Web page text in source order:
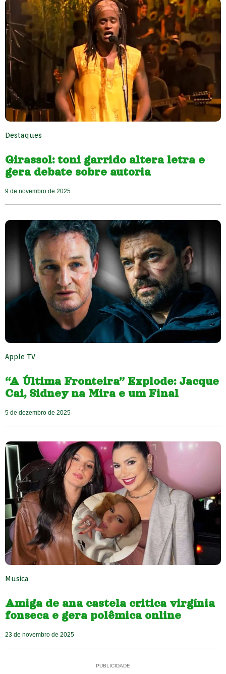
Destaques
Girassol: toni garrido altera letra e
gera debate sobre autoria
9 de novembro de 2025
Apple TV
“A Última Fronteira” Explode: Jacque
Cai, Sidney na Mira e um Final
5 de dezembro de 2025
Musica
Amiga de ana castela critica virgínia
fonseca e gera polêmica online
23 de novembro de 2025
PUBLICIDADE